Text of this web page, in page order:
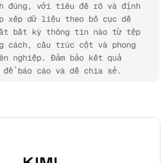
đúng, với tiêu đề rõ và định
xếp dữ liệu theo bố cục dễ
bất kỳ thông tin nào từ tệp
cách, cấu trúc cột và phong
nghiệp. Đảm bảo kết quả
để báo cáo và dễ chia sẻ.